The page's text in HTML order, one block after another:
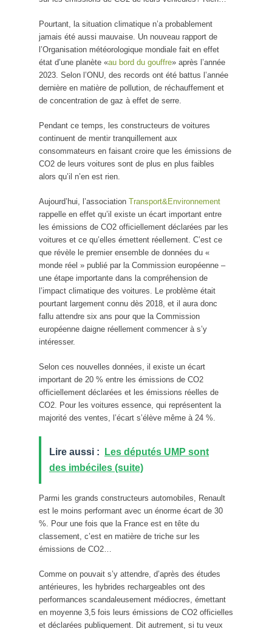
Pourtant, la situation climatique n’a probablement
jamais été aussi mauvaise. Un nouveau rapport de
l’Organisation météorologique mondiale fait en effet
état d’une planète «au bord du gouffre» après l’année
2023. Selon l’ONU, des records ont été battus l’année
dernière en matière de pollution, de réchauffement et
de concentration de gaz à effet de serre.
Pendant ce temps, les constructeurs de voitures
continuent de mentir tranquillement aux
consommateurs en faisant croire que les émissions de
CO2 de leurs voitures sont de plus en plus faibles
alors qu’il n’en est rien.
Aujourd’hui, l’association Transport&Environnement
rappelle en effet qu’il existe un écart important entre
les émissions de CO2 officiellement déclarées par les
voitures et ce qu’elles émettent réellement. C’est ce
que révèle le premier ensemble de données du «
monde réel » publié par la Commission européenne –
une étape importante dans la compréhension de
l’impact climatique des voitures. Le problème était
pourtant largement connu dès 2018, et il aura donc
fallu attendre six ans pour que la Commission
européenne daigne réellement commencer à s’y
intéresser.
Selon ces nouvelles données, il existe un écart
important de 20 % entre les émissions de CO2
officiellement déclarées et les émissions réelles de
CO2. Pour les voitures essence, qui représentent la
majorité des ventes, l’écart s’élève même à 24 %.
Lire aussi :
Les députés UMP sont
des imbéciles (suite)
Parmi les grands constructeurs automobiles, Renault
est le moins performant avec un énorme écart de 30
%. Pour une fois que la France est en tête du
classement, c’est en matière de triche sur les
émissions de CO2…
Comme on pouvait s’y attendre, d’après des études
antérieures, les hybrides rechargeables ont des
performances scandaleusement médiocres, émettant
en moyenne 3,5 fois leurs émissions de CO2 officielles
et déclarées publiquement. Dit autrement, si tu veux